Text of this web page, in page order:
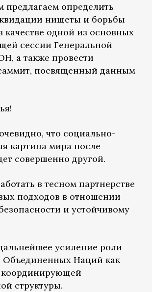
предлагаем определить
нищеты и борьбы
качестве одной из основных
сессии Генеральной
а также провести
посвященный данным
что социально-
картина мира после
совершенно другой.
в тесном партнерстве
подходов в отношении
и устойчивому
усиление роли
Объединенных Наций как
координирующей
структуры.